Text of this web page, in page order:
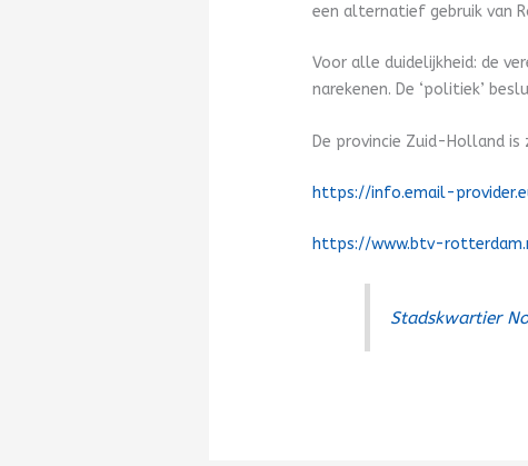
een alternatief gebruik van
Voor alle duidelijkheid: de
narekenen. De ‘politiek’
De provincie Zuid-Holland
https://info.email-
https://www.btv-
Stadskwartier